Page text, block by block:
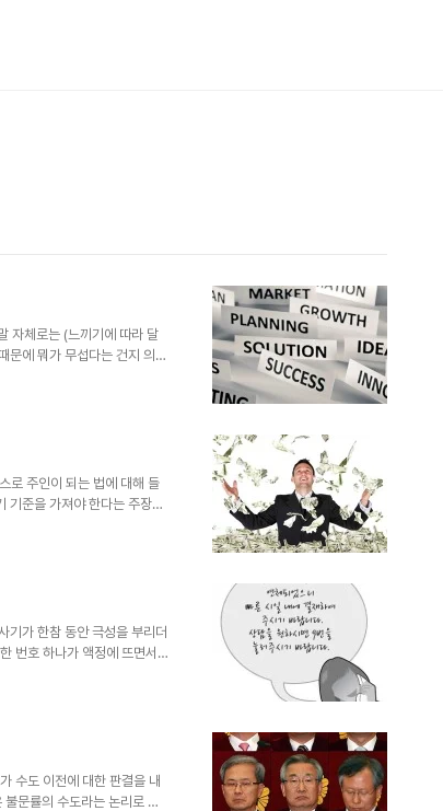
자체로는 (느끼기에 따라 달
문에 뭐가 무섭다는 건지 의아
통해 제 머릿속을 훤히 들여
이라면 반드시 그래야만 하는
다고 하는 건 그러한 인식으..
로 주인이 되는 법에 대해 들
기준을 가져야 한다는 주장이
말씀 한마디 한마디가 상당
석 교수님께서 하신 말씀은
준을 누구나 갖기란 어려운
기가 한참 동안 극성을 부리더
번호 하나가 액정에 뜨면서
하기도 전에 다음과 같은 여
무 어설프다는 생각이 들었
합니다. 더구나 저..
수도 이전에 대한 판결을 내
문률의 수도라는 논리로 수